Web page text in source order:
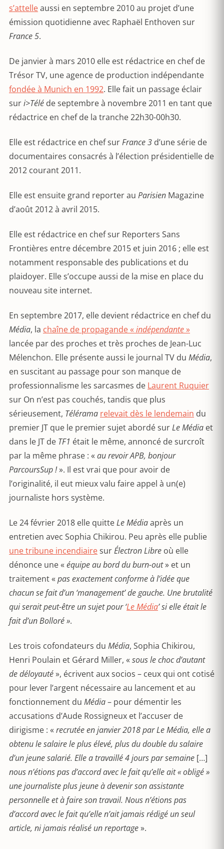
s’attelleaussi en septembre 2010 au projet d’une
émission quotidienne avec Raphaël Enthoven sur
France 5.
De janvier à mars 2010 elle est rédactrice en chef de
Trésor TV, une agence de production indépendante
fondée à Munich en 1992. Elle fait un passage éclair
suri>Télé de septembre à novembre 2011 en tant que
rédactrice en chef de la tranche 22h30-00h30.
Elle est rédactrice en chef surFrance 3 d’une série de
documentaires consacrés à l’élection présidentielle de
2012 courant 2011.
Elle est ensuite grand reporter au Parisien Magazine
d’août 2012 à avril 2015.
Elle est rédactrice en chef sur Reporters Sans
Frontières entre décembre 2015 et juin 2016 ; elle est
notamment responsable des publications et du
plaidoyer. Elle s’occupe aussi de la mise en place du
nouveau site internet.
En septembre 2017, elle devient rédactrice en chef du
Média, la chaîne de propagande « indépendante»
lancée par des proches et très proches de Jean-Luc
Mélenchon. Elle présente aussi le journal TV du Média,
en suscitant au passage pour son manque de
professionnalisme les sarcasmes de Laurent Ruquier
sur On n’est pas couchés, tandis que plus
sérieusement, Télérama relevait dès le lendemain du
premier JT que le premier sujet abordé surLe Média et
dans le JT de TF1 était le même, annoncé de surcroît
par la même phrase : « au revoir APB, bonjour
ParcoursSup !». Il est vrai que pour avoir de
l’originalité, il eut mieux valu faire appel à un(e)
journaliste hors système.
Le 24 février 2018 elle quitteLe Médiaaprès un
entretien avec Sophia Chikirou. Peu après elle publie
une tribune incendiairesurÉlectron Libre où elle
dénonce une « équipe au bord du burn-out» et un
traitement « pas exactement conforme à l’idée que
chacun se fait d’un ‘management’ de gauche. Une brutalité
qui serait peut-être un sujet pour ‘Le Média’ si elle était le
fait d’un Bolloré ».
Les trois cofondateurs du Média, Sophia Chikirou,
Henri Poulain et Gérard Miller, « sous le choc d’autant
de déloyauté», écrivent aux socios – ceux qui ont cotisé
pour lever l’argent nécessaire au lancement et au
fonctionnement du Média– pour démentir les
accusations d’Aude Rossigneux et l’accuser de
dirigisme : « recrutée en janvier 2018 parLe Média, elle a
obtenu le salaire le plus élevé, plus du double du salaire
d’un jeune salarié. Elle a travaillé 4 jours par semaine […]
nous n’étions pas d’accord avec le fait qu’elle ait « obligé »
une journaliste plus jeune à devenir son assistante
personnelle et à faire son travail. Nous n’étions pas
d’accord avec le fait qu’elle n’ait jamais rédigé un seul
article, ni jamais réalisé un reportage».